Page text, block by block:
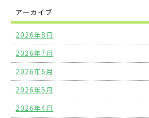
アーカイブ
2026年8月
2026年7月
2026年6月
2026年5月
2026年4月